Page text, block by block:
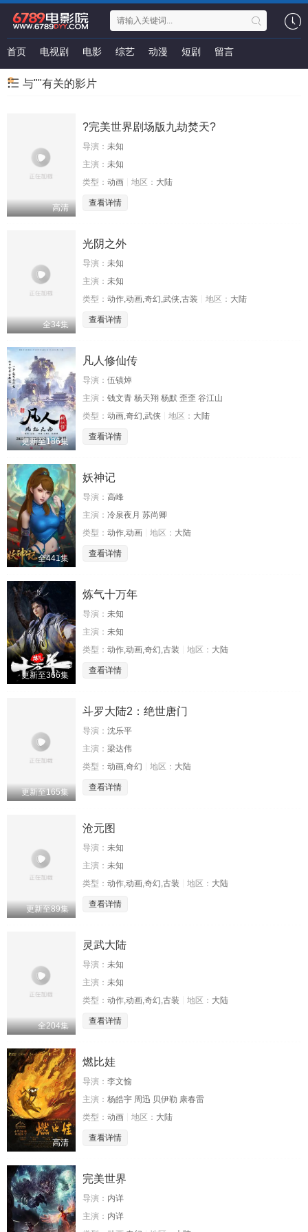
首页 电视剧 电影 综艺 动漫 短剧 留言
与""有关的影片
高清
?完美世界剧场版九劫焚天?
导演： 未知
主演： 未知
类型： 动画 地区： 大陆
查看详情
全34集
光阴之外
导演： 未知
主演： 未知
类型： 动作,动画,奇幻,武侠,古装 地区： 大陆
查看详情
更新至186集
凡人修仙传
导演： 伍镇焯
主演： 钱文青 杨天翔 杨默 歪歪 谷江山
类型： 动画,奇幻,武侠 地区： 大陆
查看详情
全441集
妖神记
导演： 高峰
主演： 冷泉夜月 苏尚卿
类型： 动作,动画 地区： 大陆
查看详情
更新至366集
炼气十万年
导演： 未知
主演： 未知
类型： 动作,动画,奇幻,古装 地区： 大陆
查看详情
更新至165集
斗罗大陆2：绝世唐门
导演： 沈乐平
主演： 梁达伟
类型： 动画,奇幻 地区： 大陆
查看详情
更新至89集
沧元图
导演： 未知
主演： 未知
类型： 动作,动画,奇幻,古装 地区： 大陆
查看详情
全204集
灵武大陆
导演： 未知
主演： 未知
类型： 动作,动画,奇幻,古装 地区： 大陆
查看详情
高清
燃比娃
导演： 李文愉
主演： 杨皓宇 周迅 贝伊勒 康春雷
类型： 动画 地区： 大陆
查看详情
完美世界
导演： 内详
主演： 内详